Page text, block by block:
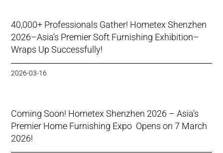
40,000+ Professionals Gather! Hometex Shenzhen
2026–Asia’s Premier Soft Furnishing Exhibition–
Wraps Up Successfully!
2026-03-16
Coming Soon! Hometex Shenzhen 2026 – Asia’s
Premier Home Furnishing Expo Opens on 7 March
2026!